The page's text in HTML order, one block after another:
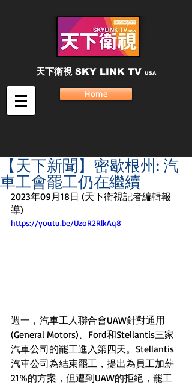
天下衛視 SKY LINK TV USA
Home
【天下新聞】密歇根州: 汽
車工會罷工仍在繼續
2023年09月18日 (天下衛視記者編輯報
導)
https://youtu.be/UzoR2RlkAq8
週一，汽車工人聯合會UAW針對通用
(General Motors)、Ford和Stellantis三家
汽車公司的罷工進入第四天。Stellantis
汽車公司為結束罷工，提出為員工加薪
21%的方案，但遭到UAW的拒絕，罷工